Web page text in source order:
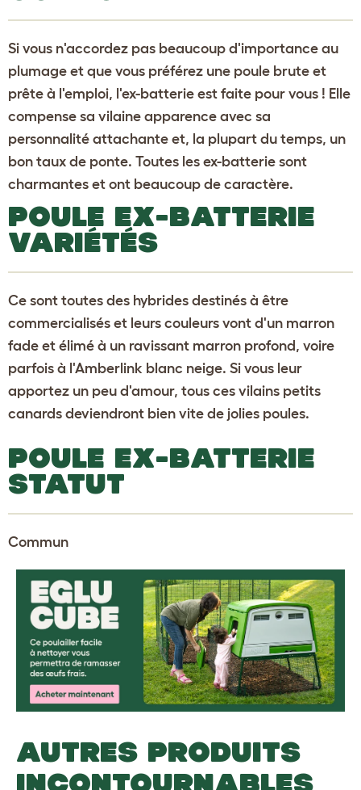
Si vous n'accordez pas beaucoup d'importance au
plumage et que vous préférez une poule brute et
prête à l'emploi, l'ex-batterie est faite pour vous ! Elle
compense sa vilaine apparence avec sa
personnalité attachante et, la plupart du temps, un
bon taux de ponte. Toutes les ex-batterie sont
charmantes et ont beaucoup de caractère.
POULE EX-BATTERIE
VARIÉTÉS
Ce sont toutes des hybrides destinés à être
commercialisés et leurs couleurs vont d'un marron
fade et élimé à un ravissant marron profond, voire
parfois à l'Amberlink blanc neige. Si vous leur
apportez un peu d'amour, tous ces vilains petits
canards deviendront bien vite de jolies poules.
POULE EX-BATTERIE
STATUT
Commun
AUTRES PRODUITS
INCONTOURNABLES